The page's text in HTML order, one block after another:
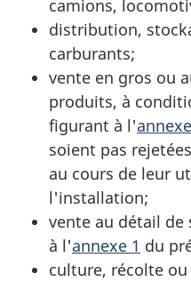
camions,
distribution,
carburants;
vente en gros ou
produits, à
figurant à l'
soient pas
au cours de leur
l'installation;
vente au détail de
à l'annexe 1 du
culture, récolte